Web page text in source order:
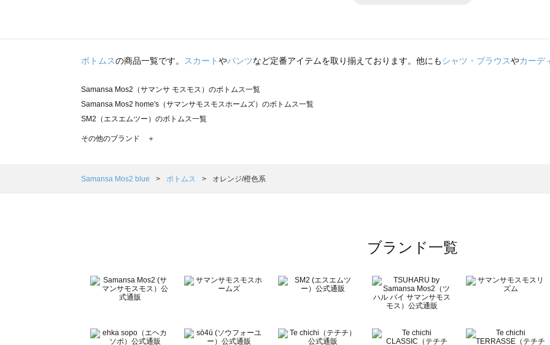
ボトムスの商品一覧です。 スカートやパンツなど定番アイテムを取り揃えております。他にもシャツ・ブラウスやカーデ
Samansa Mos2（サマンサ モスモス）のボトムス一覧
Samansa Mos2 home's（サマンサモスモスホームズ）のボトムス一覧
SM2（エスエムツー）のボトムス一覧
TSUHARU by Samansa Mos2（ツハルバイサマンサモスモス）のボトムス一覧
Samansa Mos2 Lagom（サマンサモスモス ラーゴム）のボトムス一覧
BETTY'S BLUE（べティーズブルー）のボトムス一覧
Wpc.（ワールドパーティー）のボトムス一覧
その他のブランド ＋
Samansa Mos2 blue ボトムス オレンジ/橙色系
ブランド一覧